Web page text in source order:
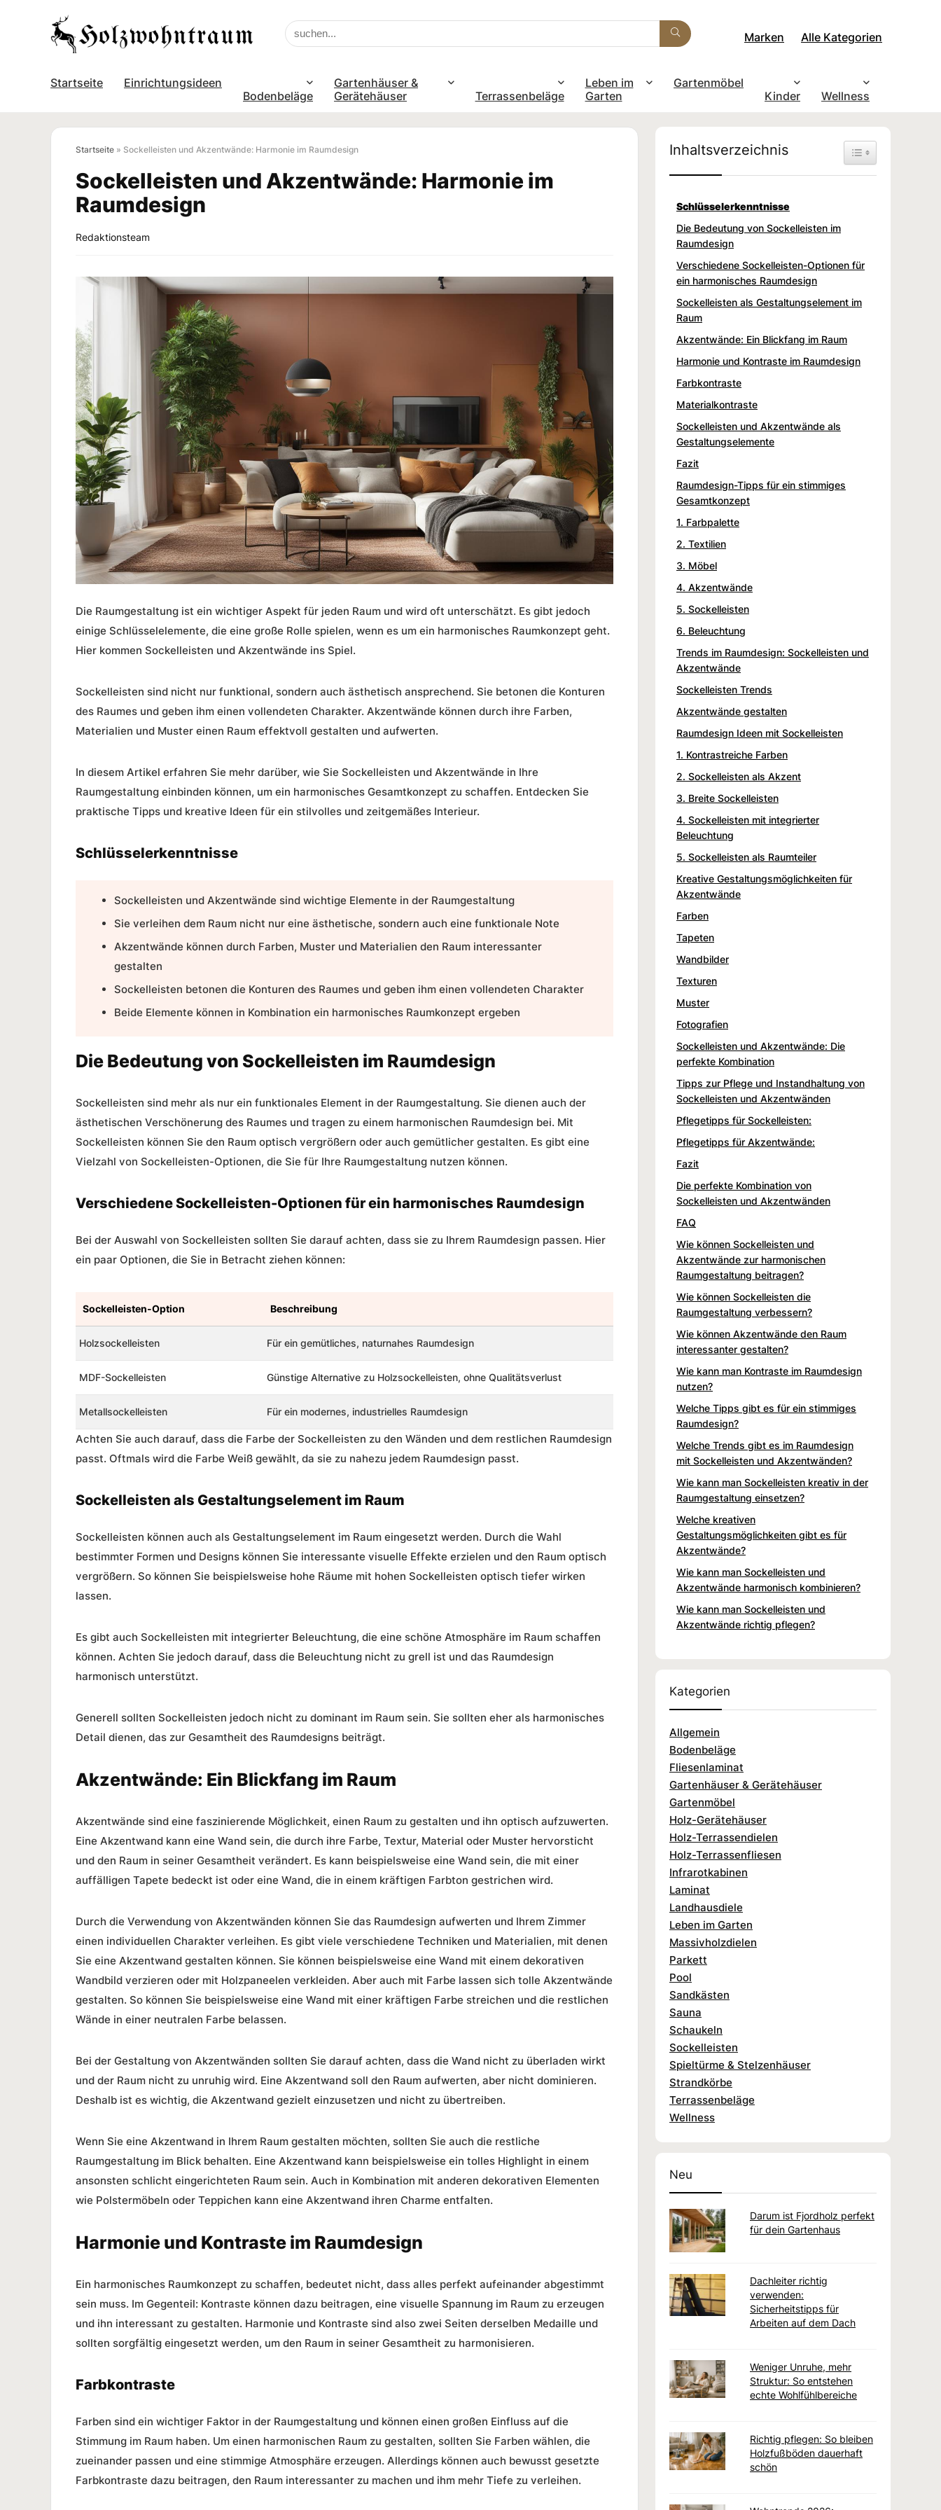
Marken Alle Kategorien
Startseite
Einrichtungsideen
Bodenbeläge
Gartenhäuser &
Gerätehäuser
Terrassenbeläge
Leben im
Garten
Gartenmöbel
Kinder
Wellness
Startseite » Sockelleisten und Akzentwände: Harmonie im Raumdesign
Sockelleisten und Akzentwände: Harmonie im
Raumdesign
Redaktionsteam
Die Raumgestaltung ist ein wichtiger Aspekt für jeden Raum und wird oft unterschätzt. Es gibt jedoch
einige Schlüsselelemente, die eine große Rolle spielen, wenn es um ein harmonisches Raumkonzept geht.
Hier kommen Sockelleisten und Akzentwände ins Spiel.
Sockelleisten sind nicht nur funktional, sondern auch ästhetisch ansprechend. Sie betonen die Konturen
des Raumes und geben ihm einen vollendeten Charakter. Akzentwände können durch ihre Farben,
Materialien und Muster einen Raum effektvoll gestalten und aufwerten.
In diesem Artikel erfahren Sie mehr darüber, wie Sie Sockelleisten und Akzentwände in Ihre
Raumgestaltung einbinden können, um ein harmonisches Gesamtkonzept zu schaffen. Entdecken Sie
praktische Tipps und kreative Ideen für ein stilvolles und zeitgemäßes Interieur.
Schlüsselerkenntnisse
Sockelleisten und Akzentwände sind wichtige Elemente in der Raumgestaltung
Sie verleihen dem Raum nicht nur eine ästhetische, sondern auch eine funktionale Note
Akzentwände können durch Farben, Muster und Materialien den Raum interessanter
gestalten
Sockelleisten betonen die Konturen des Raumes und geben ihm einen vollendeten Charakter
Beide Elemente können in Kombination ein harmonisches Raumkonzept ergeben
Die Bedeutung von Sockelleisten im Raumdesign
Sockelleisten sind mehr als nur ein funktionales Element in der Raumgestaltung. Sie dienen auch der
ästhetischen Verschönerung des Raumes und tragen zu einem harmonischen Raumdesign bei. Mit
Sockelleisten können Sie den Raum optisch vergrößern oder auch gemütlicher gestalten. Es gibt eine
Vielzahl von Sockelleisten-Optionen, die Sie für Ihre Raumgestaltung nutzen können.
Verschiedene Sockelleisten-Optionen für ein harmonisches Raumdesign
Bei der Auswahl von Sockelleisten sollten Sie darauf achten, dass sie zu Ihrem Raumdesign passen. Hier
ein paar Optionen, die Sie in Betracht ziehen können:
Sockelleisten-Option Beschreibung
Holzsockelleisten Für ein gemütliches, naturnahes Raumdesign
MDF-Sockelleisten Günstige Alternative zu Holzsockelleisten, ohne Qualitätsverlust
Metallsockelleisten Für ein modernes, industrielles Raumdesign
Achten Sie auch darauf, dass die Farbe der Sockelleisten zu den Wänden und dem restlichen Raumdesign
passt. Oftmals wird die Farbe Weiß gewählt, da sie zu nahezu jedem Raumdesign passt.
Sockelleisten als Gestaltungselement im Raum
Sockelleisten können auch als Gestaltungselement im Raum eingesetzt werden. Durch die Wahl
bestimmter Formen und Designs können Sie interessante visuelle Effekte erzielen und den Raum optisch
vergrößern. So können Sie beispielsweise hohe Räume mit hohen Sockelleisten optisch tiefer wirken
lassen.
Es gibt auch Sockelleisten mit integrierter Beleuchtung, die eine schöne Atmosphäre im Raum schaffen
können. Achten Sie jedoch darauf, dass die Beleuchtung nicht zu grell ist und das Raumdesign
harmonisch unterstützt.
Generell sollten Sockelleisten jedoch nicht zu dominant im Raum sein. Sie sollten eher als harmonisches
Detail dienen, das zur Gesamtheit des Raumdesigns beiträgt.
Akzentwände: Ein Blickfang im Raum
Akzentwände sind eine faszinierende Möglichkeit, einen Raum zu gestalten und ihn optisch aufzuwerten.
Eine Akzentwand kann eine Wand sein, die durch ihre Farbe, Textur, Material oder Muster hervorsticht
und den Raum in seiner Gesamtheit verändert. Es kann beispielsweise eine Wand sein, die mit einer
auffälligen Tapete bedeckt ist oder eine Wand, die in einem kräftigen Farbton gestrichen wird.
Durch die Verwendung von Akzentwänden können Sie das Raumdesign aufwerten und Ihrem Zimmer
einen individuellen Charakter verleihen. Es gibt viele verschiedene Techniken und Materialien, mit denen
Sie eine Akzentwand gestalten können. Sie können beispielsweise eine Wand mit einem dekorativen
Wandbild verzieren oder mit Holzpaneelen verkleiden. Aber auch mit Farbe lassen sich tolle Akzentwände
gestalten. So können Sie beispielsweise eine Wand mit einer kräftigen Farbe streichen und die restlichen
Wände in einer neutralen Farbe belassen.
Bei der Gestaltung von Akzentwänden sollten Sie darauf achten, dass die Wand nicht zu überladen wirkt
und der Raum nicht zu unruhig wird. Eine Akzentwand soll den Raum aufwerten, aber nicht dominieren.
Deshalb ist es wichtig, die Akzentwand gezielt einzusetzen und nicht zu übertreiben.
Wenn Sie eine Akzentwand in Ihrem Raum gestalten möchten, sollten Sie auch die restliche
Raumgestaltung im Blick behalten. Eine Akzentwand kann beispielsweise ein tolles Highlight in einem
ansonsten schlicht eingerichteten Raum sein. Auch in Kombination mit anderen dekorativen Elementen
wie Polstermöbeln oder Teppichen kann eine Akzentwand ihren Charme entfalten.
Harmonie und Kontraste im Raumdesign
Ein harmonisches Raumkonzept zu schaffen, bedeutet nicht, dass alles perfekt aufeinander abgestimmt
sein muss. Im Gegenteil: Kontraste können dazu beitragen, eine visuelle Spannung im Raum zu erzeugen
und ihn interessant zu gestalten. Harmonie und Kontraste sind also zwei Seiten derselben Medaille und
sollten sorgfältig eingesetzt werden, um den Raum in seiner Gesamtheit zu harmonisieren.
Farbkontraste
Farben sind ein wichtiger Faktor in der Raumgestaltung und können einen großen Einfluss auf die
Stimmung im Raum haben. Um einen harmonischen Raum zu gestalten, sollten Sie Farben wählen, die
zueinander passen und eine stimmige Atmosphäre erzeugen. Allerdings können auch bewusst gesetzte
Farbkontraste dazu beitragen, den Raum interessanter zu machen und ihm mehr Tiefe zu verleihen.
Inhaltsverzeichnis Toggle Table of
Schlüsselerkenntnisse
Die Bedeutung von Sockelleisten im
Raumdesign
Verschiedene Sockelleisten-Optionen für
ein harmonisches Raumdesign
Sockelleisten als Gestaltungselement im
Raum
Akzentwände: Ein Blickfang im Raum
Harmonie und Kontraste im Raumdesign
Farbkontraste
Materialkontraste
Sockelleisten und Akzentwände als
Gestaltungselemente
Fazit
Raumdesign-Tipps für ein stimmiges
Gesamtkonzept
1. Farbpalette
2. Textilien
3. Möbel
4. Akzentwände
5. Sockelleisten
6. Beleuchtung
Trends im Raumdesign: Sockelleisten und
Akzentwände
Sockelleisten Trends
Akzentwände gestalten
Raumdesign Ideen mit Sockelleisten
1. Kontrastreiche Farben
2. Sockelleisten als Akzent
3. Breite Sockelleisten
4. Sockelleisten mit integrierter
Beleuchtung
5. Sockelleisten als Raumteiler
Kreative Gestaltungsmöglichkeiten für
Akzentwände
Farben
Tapeten
Wandbilder
Texturen
Muster
Fotografien
Sockelleisten und Akzentwände: Die
perfekte Kombination
Tipps zur Pflege und Instandhaltung von
Sockelleisten und Akzentwänden
Pflegetipps für Sockelleisten:
Pflegetipps für Akzentwände:
Fazit
Die perfekte Kombination von
Sockelleisten und Akzentwänden
FAQ
Wie können Sockelleisten und
Akzentwände zur harmonischen
Raumgestaltung beitragen?
Wie können Sockelleisten die
Raumgestaltung verbessern?
Wie können Akzentwände den Raum
interessanter gestalten?
Wie kann man Kontraste im Raumdesign
nutzen?
Welche Tipps gibt es für ein stimmiges
Raumdesign?
Welche Trends gibt es im Raumdesign
mit Sockelleisten und Akzentwänden?
Wie kann man Sockelleisten kreativ in der
Raumgestaltung einsetzen?
Welche kreativen
Gestaltungsmöglichkeiten gibt es für
Akzentwände?
Wie kann man Sockelleisten und
Akzentwände harmonisch kombinieren?
Wie kann man Sockelleisten und
Akzentwände richtig pflegen?
Kategorien
Allgemein
Bodenbeläge
Fliesenlaminat
Gartenhäuser & Gerätehäuser
Gartenmöbel
Holz-Gerätehäuser
Holz-Terrassendielen
Holz-Terrassenfliesen
Infrarotkabinen
Laminat
Landhausdiele
Leben im Garten
Massivholzdielen
Parkett
Pool
Sandkästen
Sauna
Schaukeln
Sockelleisten
Spieltürme & Stelzenhäuser
Strandkörbe
Terrassenbeläge
Wellness
Neu
Darum ist Fjordholz perfekt
für dein Gartenhaus
Dachleiter richtig
verwenden:
Sicherheitstipps für
Arbeiten auf dem Dach
Weniger Unruhe, mehr
Struktur: So entstehen
echte Wohlfühlbereiche
Richtig pflegen: So bleiben
Holzfußböden dauerhaft
schön